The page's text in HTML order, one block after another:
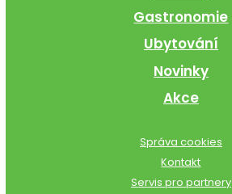
Gastronomie
Ubytování
Novinky
Akce
Správa cookies
Kontakt
Servis pro partnery